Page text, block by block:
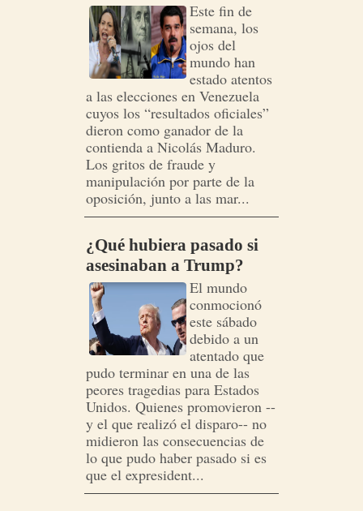
Este fin de
semana, los
ojos del
mundo han
estado atentos
a las elecciones en Venezuela
cuyos los “resultados oficiales”
dieron como ganador de la
contienda a Nicolás Maduro.
Los gritos de fraude y
manipulación por parte de la
oposición, junto a las mar...
¿Qué hubiera pasado si
asesinaban a Trump?
El mundo
conmocionó
este sábado
debido a un
atentado que
pudo terminar en una de las
peores tragedias para Estados
Unidos. Quienes promovieron --
y el que realizó el disparo-- no
midieron las consecuencias de
lo que pudo haber pasado si es
que el expresident...